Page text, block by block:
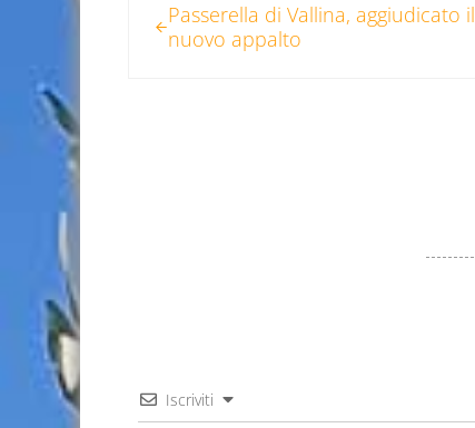
Passerella di Vallina, aggiudicato il
nuovo appalto
Iscriviti